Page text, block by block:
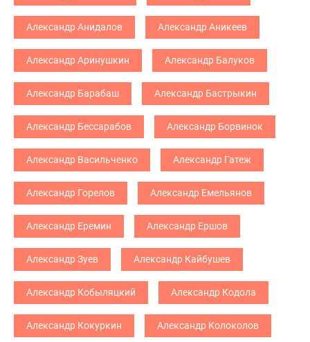
Александр Анидалов Александр Аникеев
Александр Аринушкин Александр Балуков
Александр Барабаш Александр Бастрыкин
Александр Бессарабов Александр Борвинок
Александр Васильченко Александр Гатеж
Александр Горелов Александр Емельянов
Александр Еремин Александр Ершов
Александр Зуев Александр Кайбушев
Александр Кобыляцкий Александр Кодола
Александр Кокуркин Александр Колоколов